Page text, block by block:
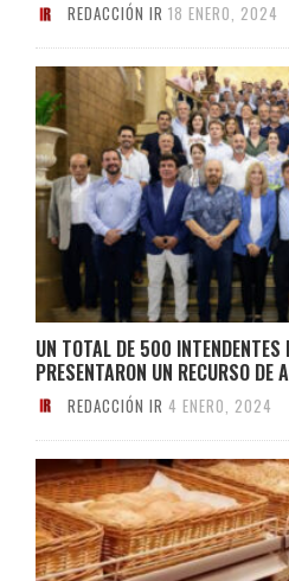
REDACCIÓN IR 18 ENERO, 2024
UN TOTAL DE 500 INTENDENTES
PRESENTARON UN RECURSO DE
REDACCIÓN IR 4 ENERO, 2024